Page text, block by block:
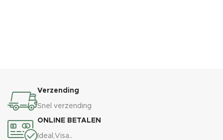
Verzending
Snel verzending
ONLINE BETALEN
Ideal,Visa..